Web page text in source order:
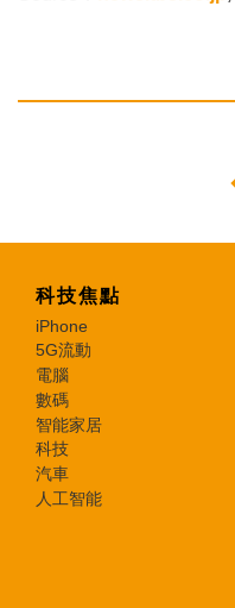
科技焦點
iPhone
5G流動
電腦
數碼
智能家居
科技
汽車
人工智能